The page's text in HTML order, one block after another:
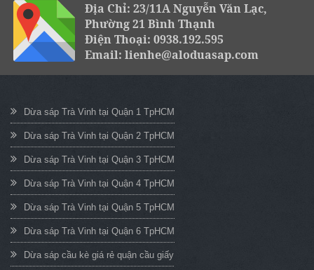
Địa Chỉ: 23/11A Nguyễn Văn Lạc,
Phường 21 Bình Thạnh
Điện Thoại: 0938.192.595
Email: lienhe@aloduasap.com
Dừa sáp Trà Vinh tại Quận 1 TpHCM
Dừa sáp Trà Vinh tại Quận 2 TpHCM
Dừa sáp Trà Vinh tại Quận 3 TpHCM
Dừa sáp Trà Vinh tại Quận 4 TpHCM
Dừa sáp Trà Vinh tại Quận 5 TpHCM
Dừa sáp Trà Vinh tại Quận 6 TpHCM
Dừa sáp cầu kè giá rẻ quận cầu giấy